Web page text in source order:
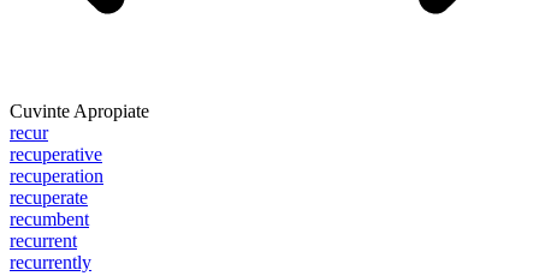
Cuvinte Apropiate
recur
recuperative
recuperation
recuperate
recumbent
recurrent
recurrently